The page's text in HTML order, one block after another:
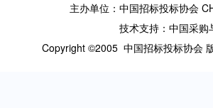
主办单位：中国招标投标协会
技术支持：中国采
Copyright ©2005 中国招标投标协会